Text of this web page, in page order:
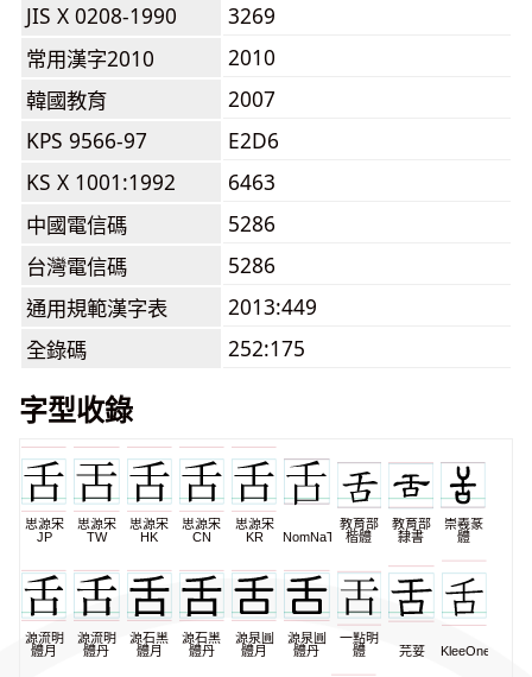
JIS X 0208-1990
3269
常用漢字2010
2010
韓國教育
2007
KPS 9566-97
E2D6
KS X 1001:1992
6463
中國電信碼
5286
台灣電信碼
5286
通用規範漢字表
2013:449
全錄碼
252:175
字型收錄
思源宋
JP
思源宋
TW
思源宋
HK
思源宋
CN
思源宋
KR
NomNaTong
教育部
楷體
教育部
隸書
崇羲篆
體
源流明
體月
源流明
體丹
源石黑
體月
源石黑
體丹
源泉圓
體月
源泉圓
體丹
一點明
體
芫荽 KleeOne